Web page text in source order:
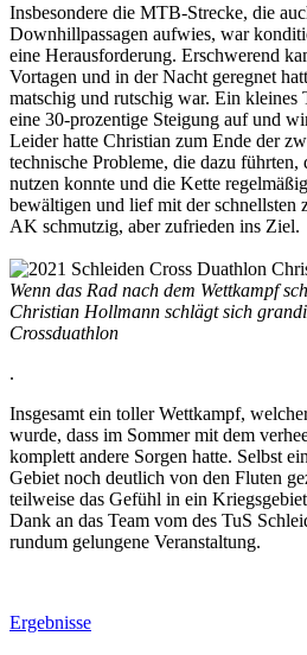
Insbesondere die MTB-Strecke, die
Downhillpassagen aufwies, war
eine Herausforderung. Erschwerend
Vortagen und in der Nacht geregnet
matschig und rutschig war. Ein kleines
eine 30-prozentige Steigung auf und
Leider hatte Christian zum Ende der
technische Probleme, die dazu führten,
nutzen konnte und die Kette
bewältigen und lief mit der schnellsten
AK schmutzig, aber zufrieden ins Ziel.
Wenn das Rad nach dem Wettkampf
Christian Hollmann schlägt sich
Crossduathlon
.
Insgesamt ein toller Wettkampf,
wurde, dass im Sommer mit dem
komplett andere Sorgen hatte. Selbst
Gebiet noch deutlich von den Fluten
teilweise das Gefühl in ein
Dank an das Team vom des TuS
rundum gelungene Veranstaltung.
Ergebnisse